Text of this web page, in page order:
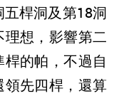
桿洞及第18洞
想，影響第二
的帕，不過自
先四桿，還算